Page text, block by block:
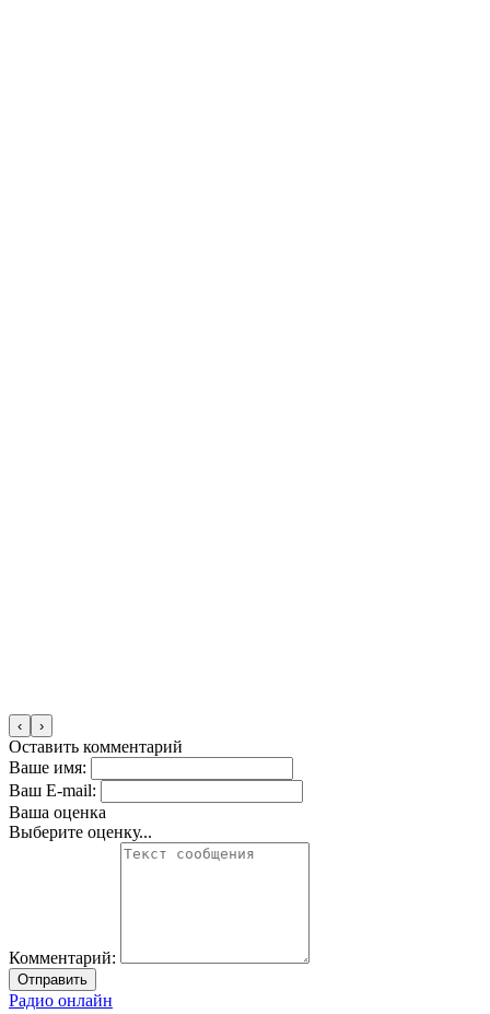
‹ ›
Оставить комментарий
Ваше имя:
Ваш E-mail:
Ваша оценка
Выберите оценку...
Комментарий:
Отправить
Радио онлайн